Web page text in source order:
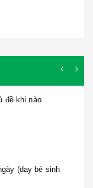
đề khi nào
(dạy bé sinh